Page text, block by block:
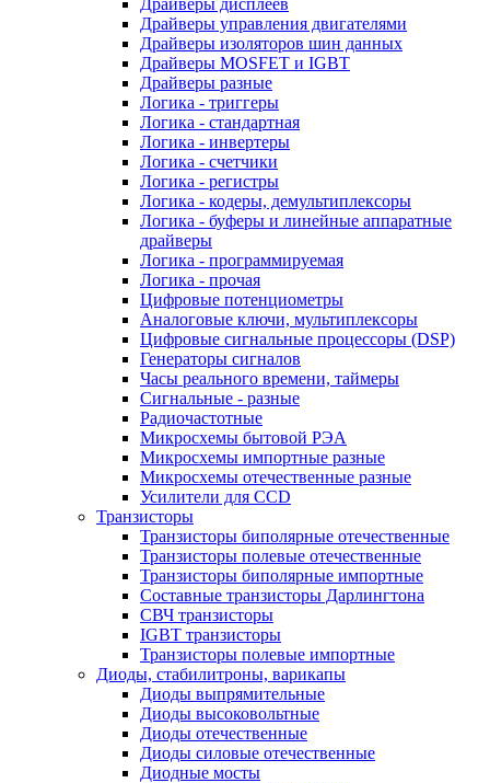
Драйверы управления двигателями
Драйверы изоляторов шин данных
Драйверы MOSFET и IGBT
Драйверы разные
Логика - триггеры
Логика - стандартная
Логика - инвертеры
Логика - счетчики
Логика - регистры
Логика - кодеры, демультиплексоры
Логика - буферы и линейные аппаратные
драйверы
Логика - программируемая
Логика - прочая
Цифровые потенциометры
Аналоговые ключи, мультиплексоры
Цифровые сигнальные процессоры (DSP)
Генераторы сигналов
Часы реального времени, таймеры
Сигнальные - разные
Радиочастотные
Микросхемы бытовой РЭА
Микросхемы импортные разные
Микросхемы отечественные разные
Усилители для CCD
Транзисторы
Транзисторы биполярные отечественные
Транзисторы полевые отечественные
Транзисторы биполярные импортные
Составные транзисторы Дарлингтона
СВЧ транзисторы
IGBT транзисторы
Транзисторы полевые импортные
Диоды, стабилитроны, варикапы
Диоды выпрямительные
Диоды высоковольтные
Диоды отечественные
Диоды силовые отечественные
Диодные мосты